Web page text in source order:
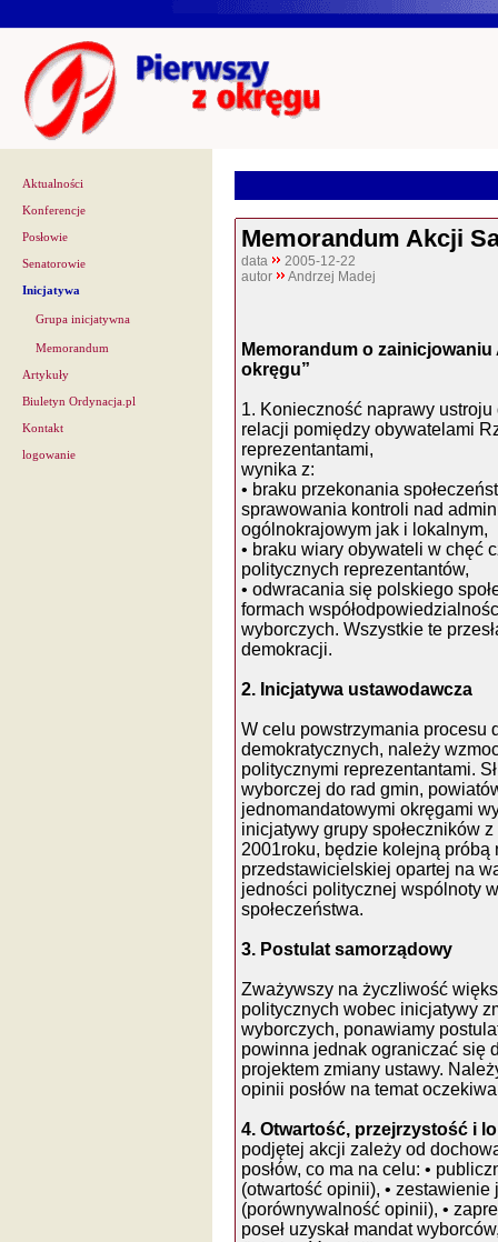
Aktualności
Konferencje
Posłowie
Senatorowie
Inicjatywa
Grupa inicjatywna
Memorandum
Artykuły
Biuletyn Ordynacja.pl
Kontakt
logowanie
Memorandum Akcji
data
2005-12-22
autor
Andrzej Madej
Memorandum o
okręgu”
1. Konieczność naprawy
relacji pomiędzy obywatelami
reprezentantami,
wynika z:
• braku przekonania
sprawowania kontroli nad
ogólnokrajowym jak i lokalnym,
• braku wiary obywateli w chęć
politycznych reprezentantów,
• odwracania się polskiego
formach
wyborczych. Wszystkie te
demokracji.
2. Inicjatywa ustawodawcza
W celu powstrzymania procesu
demokratycznych, należy
politycznymi reprezentantami.
wyborczej do rad gmin,
jednomandatowymi okręgami
inicjatywy grupy społeczników
2001roku, będzie kolejną
przedstawicielskiej opartej na
jedności politycznej wspólnoty
społeczeństwa.
3. Postulat samorządowy
Zważywszy na życzliwość
politycznych wobec inicjatywy
wyborczych, ponawiamy
powinna jednak ograniczać się
projektem zmiany ustawy.
opinii posłów na temat
4. Otwartość, przejrzystość i
podjętej akcji zależy od
posłów, co ma na celu: •
(otwartość opinii), •
(porównywalność opinii), •
poseł uzyskał mandat